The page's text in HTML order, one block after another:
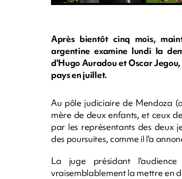
Après bientôt cinq mois,
argentine examine lundi la
d'Hugo Auradou et Oscar
pays en juillet.
Au pôle judiciaire de Mendoza
mère de deux enfants, et ceux
par les représentants des deux
des poursuites, comme il l'a
La juge présidant
vraisemblablement la mettre en